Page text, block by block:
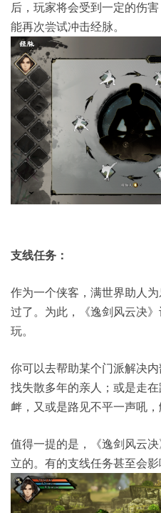
后，玩家将会受到一定的伤
能再次尝试冲击经脉。
支线任务：
作为一个侠客，满世界助人
过了。为此，《逸剑风云决
玩。
你可以去帮助某个门派解决
找失散多年的亲人；或是走
衅，又或是路见不平一声吼，
值得一提的是，《逸剑风云
立的。有的支线任务甚至会影